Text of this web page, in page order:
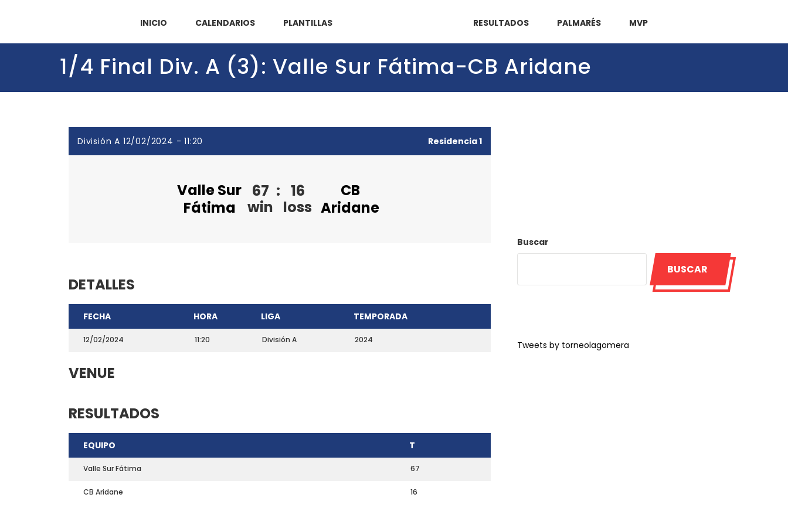
INICIO CALENDARIOS PLANTILLAS RESULTADOS PALMARÉS MVP
1/4 Final Div. A (3): Valle Sur Fátima-CB Aridane
División A 12/02/2024 - 11:20 Residencia 1
Valle Sur
Fátima
67
win
: 16
loss
CB
Aridane
DETALLES
FECHA HORA LIGA TEMPORADA
12/02/2024 11:20 División A 2024
VENUE
RESULTADOS
EQUIPO T
Valle Sur Fátima 67
CB Aridane 16
Buscar
BUSCAR
Tweets by torneolagomera
Teléfono: 661703772
Email:direccion@marchadeportiva.com
San Sebastián de La Gomera